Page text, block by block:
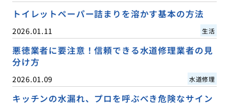
トイレットペーパー詰まりを溶かす基本の方法
2026.01.11 生活
悪徳業者に要注意！信頼できる水道修理業者の見
分け方
2026.01.09 水道修理
キッチンの水漏れ、プロを呼ぶべき危険なサイン